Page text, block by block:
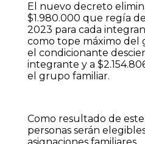
El nuevo decreto
$1.980.000 que regía
2023 para cada
como tope máximo del
el condicionante
integrante y a
el grupo familiar.
Como resultado de
personas serán